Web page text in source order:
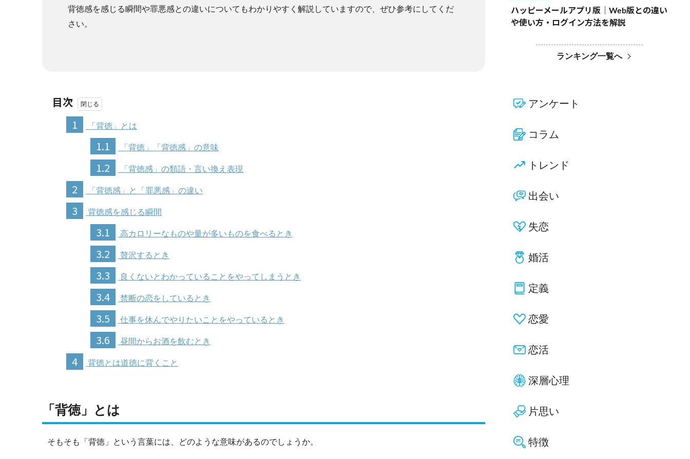
背徳感を感じる瞬間や罪悪感との違いについてもわかりやすく解説していますので、ぜひ参考にしてくだ
さい。
目次
1
「背徳」とは
1.1 「背徳」「背徳感」の意味
1.2 「背徳感」の類語・言い換え表現
2 「背徳感」と「罪悪感」の違い
3 背徳感を感じる瞬間
3.1 高カロリーなものや量が多いものを食べるとき
3.2 贅沢するとき
3.3 良くないとわかっていることをやってしまうとき
3.4 禁断の恋をしているとき
3.5 仕事を休んでやりたいことをやっているとき
3.6 昼間からお酒を飲むとき
4 背徳とは道徳に背くこと
「背徳」とは
そもそも「背徳」という言葉には、どのような意味があるのでしょうか。
ハッピーメールアプリ版｜Web版との違い
や使い方・ログイン方法を解説
ランキング一覧へ
アンケート
コラム
トレンド
出会い
失恋
婚活
定義
恋愛
恋活
深層心理
片思い
特徴